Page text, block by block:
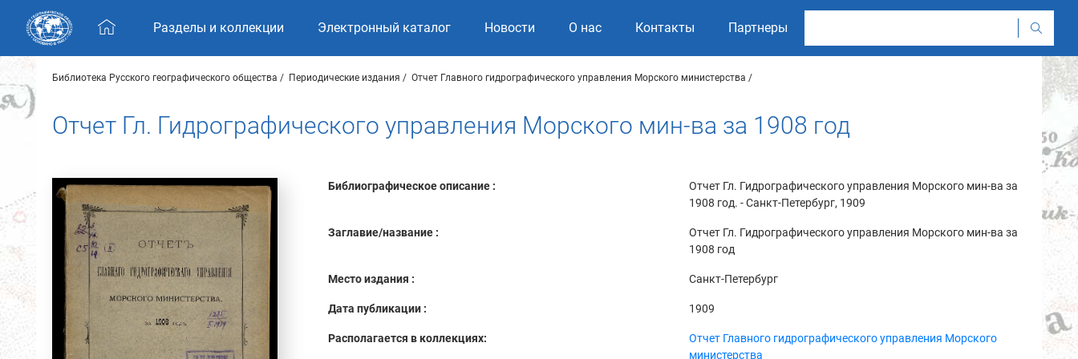
Skip navigation
Разделы и коллекции Электронный каталог Новости О нас Контакты Партнеры
Библиотека Русского географического общества Периодические издания Отчет Главного гидрографического управления Морского министерства
Отчет Гл. Гидрографического управления Морского мин-ва за 1908 год
Библиографическое описание :
Отчет Гл. Гидрографического управления Морского мин-ва за
1908 год. - Санкт-Петербург, 1909
Заглавие/название :
Отчет Гл. Гидрографического управления Морского мин-ва за
1908 год
Место издания : Санкт-Петербург
Дата публикации : 1909
Располагается в коллекциях:
Отчет Главного гидрографического управления Морского
министерства